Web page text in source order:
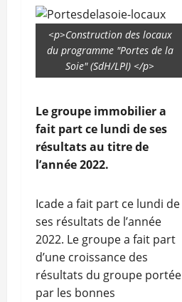
<p>Construction des locaux
du programme "Portes de la
Soie" (SdH/LPI) </p>
Le groupe immobilier a
fait part ce lundi de ses
résultats au titre de
l’année 2022.
Icade a fait part ce lundi de
ses résultats de l’année
2022. Le groupe a fait part
d’une croissance des
résultats du groupe portée
par les bonnes